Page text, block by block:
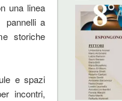
una linea
pannelli a
storiche
e spazi
incontri,